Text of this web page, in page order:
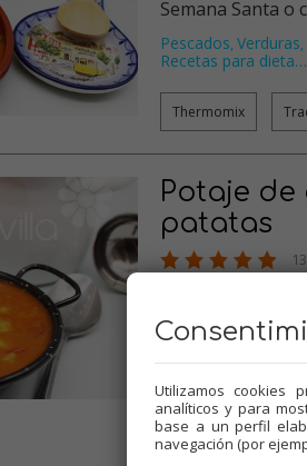
Semana Santa o
Pescados, Verduras,
Recetas para dieta…
Thermomix
Potaje
patatas
Potaje de
cuchareo
Verduras,
Thermomix
Utilizamos cookies
analíticos y para
base a un perfil
navegación (por